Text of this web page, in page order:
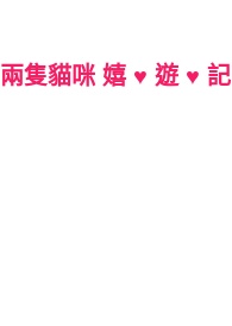
兩隻貓咪 嬉 ♥ 遊 ♥ 記